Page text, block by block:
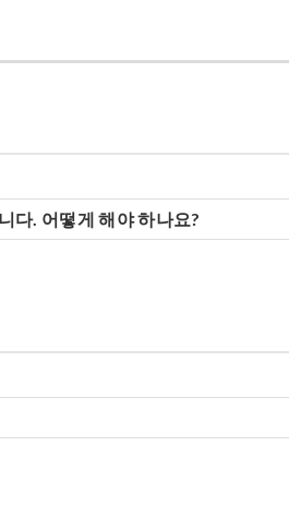
다. 어떻게 해야 하나요?